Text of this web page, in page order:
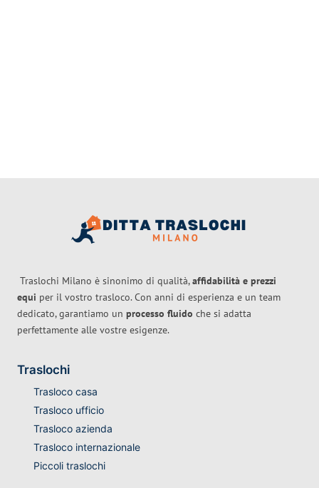
Traslochi Milano è sinonimo di qualità,affidabilità e prezzi
equi per il vostro trasloco. Con anni di esperienza e un team
dedicato, garantiamo un processo fluido che si adatta
perfettamente alle vostre esigenze.
Traslochi
Trasloco casa
Trasloco ufficio
Trasloco azienda
Trasloco internazionale
Piccoli traslochi